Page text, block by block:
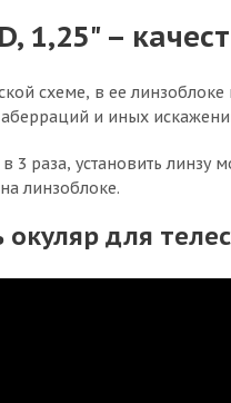
1,25" –
схеме, в ее линзоблоке
и иных
3 раза, установить
линзоблоке.
для